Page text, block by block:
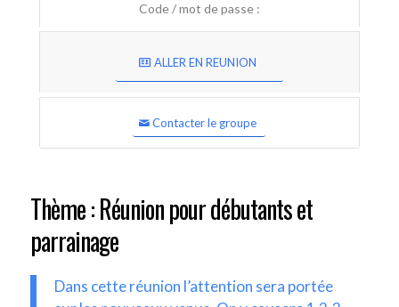
Code / mot de passe :
ALLER EN REUNION
Contacter le groupe
Thème : Réunion pour débutants et
parrainage
Dans cette réunion l’attention sera portée